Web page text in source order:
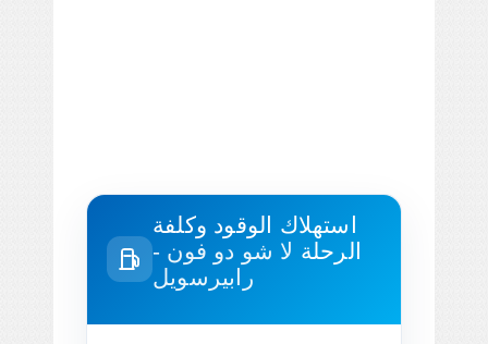
استهلاك الوقود وكلفة
الرحلة لا شو دو فون -
رابيرسويل